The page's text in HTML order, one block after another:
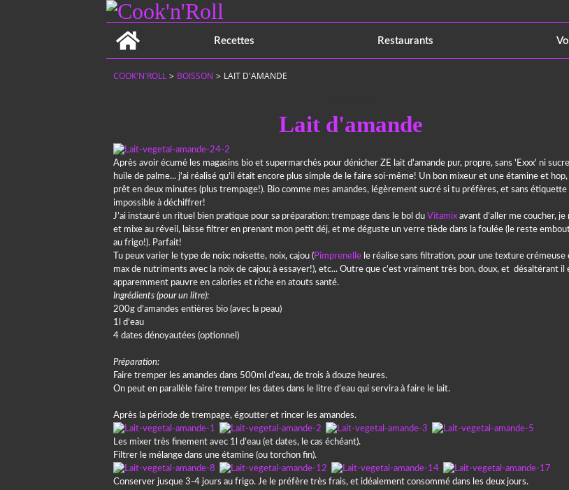
Recettes
Restaurants
COOK'N'ROLL > BOISSON > LAIT D'AMANDE
Lait d'amande
Après avoir écumé les magasins bio et supermarchés pour dénicher ZE lait d'amande pur, propre, sans 'Exxx' ni
huile de palme... j'ai réalisé qu'il était encore plus simple de le faire soi-même! Un bon mixeur et une étamine et
prêt en deux minutes (plus trempage!). Bio comme mes amandes, légèrement sucré si tu préfères, et sans étiquette
impossible à déchiffrer!
J’ai instauré un rituel bien pratique pour sa préparation: trempage dans le bol du Vitamix avant d’aller me coucher, je
et mixe au réveil, laisse filtrer en prenant mon petit déj, et me déguste un verre tiède dans la foulée (le reste
au frigo!). Parfait!
Tu peux varier le type de noix: noisette, noix, cajou (Pimprenelle le réalise sans filtration, pour une texture crémeuse
max de nutriments avec la noix de cajou; à essayer!), etc... Outre que c'est vraiment très bon, doux, et désaltérant il
apparemment pauvre en calories et riche en atouts santé.
Ingrédients (pour un litre):
200g d’amandes entières bio (avec la peau)
1l d’eau
4 dates dénoyautées (optionnel)
Préparation:
Faire tremper les amandes dans 500ml d’eau, de trois à douze heures.
On peut en parallèle faire tremper les dates dans le litre d’eau qui servira à faire le lait.
Après la période de trempage, égoutter et rincer les amandes.
Les mixer très finement avec 1l d’eau (et dates, le cas échéant).
Filtrer le mélange dans une étamine (ou torchon fin).
Conserver jusque 3-4 jours au frigo. Je le préfère très frais, et idéalement consommé dans les deux jours.